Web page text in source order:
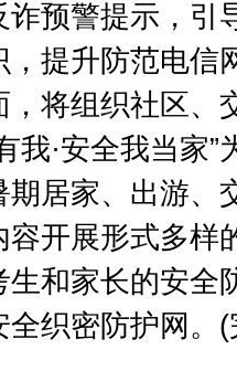
诈预警提示，引
提升防范电信
将组织社区、
我·安全我当家”
期居家、出游、
容开展形式多样
和家长的安全
织密防护网。(